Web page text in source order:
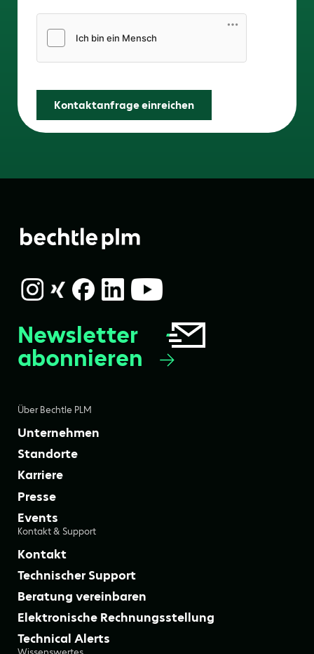
Kontaktanfrage einreichen
Über Bechtle PLM
Unternehmen
Standorte
Karriere
Presse
Events
Kontakt & Support
Kontakt
Technischer Support
Beratung vereinbaren
Elektronische Rechnungsstellung
Technical Alerts
Newsletter
abonnieren